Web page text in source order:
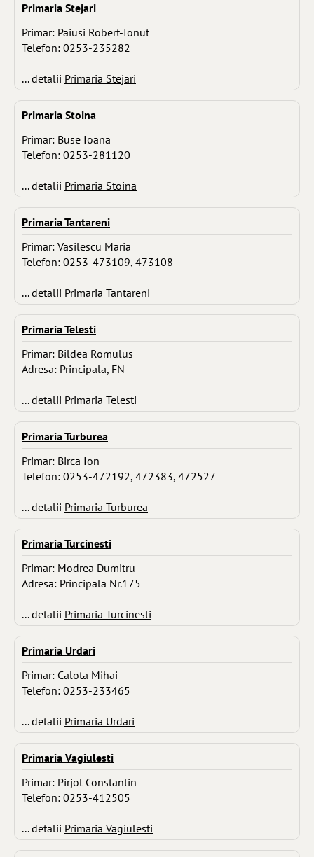
Primaria Stejari
Primar: Paiusi Robert-Ionut
Telefon: 0253-235282
... detalii Primaria Stejari
Primaria Stoina
Primar: Buse Ioana
Telefon: 0253-281120
... detalii Primaria Stoina
Primaria Tantareni
Primar: Vasilescu Maria
Telefon: 0253-473109, 473108
... detalii Primaria Tantareni
Primaria Telesti
Primar: Bildea Romulus
Adresa: Principala, FN
... detalii Primaria Telesti
Primaria Turburea
Primar: Birca Ion
Telefon: 0253-472192, 472383, 472527
... detalii Primaria Turburea
Primaria Turcinesti
Primar: Modrea Dumitru
Adresa: Principala Nr.175
... detalii Primaria Turcinesti
Primaria Urdari
Primar: Calota Mihai
Telefon: 0253-233465
... detalii Primaria Urdari
Primaria Vagiulesti
Primar: Pirjol Constantin
Telefon: 0253-412505
... detalii Primaria Vagiulesti